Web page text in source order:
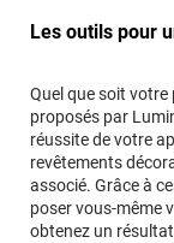
Les outils pour
Quel que soit votre
proposés par
réussite de votre
revêtements
associé. Grâce à
poser vous-même
obtenez un